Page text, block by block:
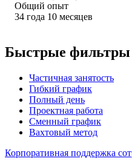
Общий опыт
34 года 10 месяцев
Быстрые фильтры
Частичная занятость
Гибкий график
Полный день
Проектная работа
Сменный график
Вахтовый метод
Корпоративная поддержка